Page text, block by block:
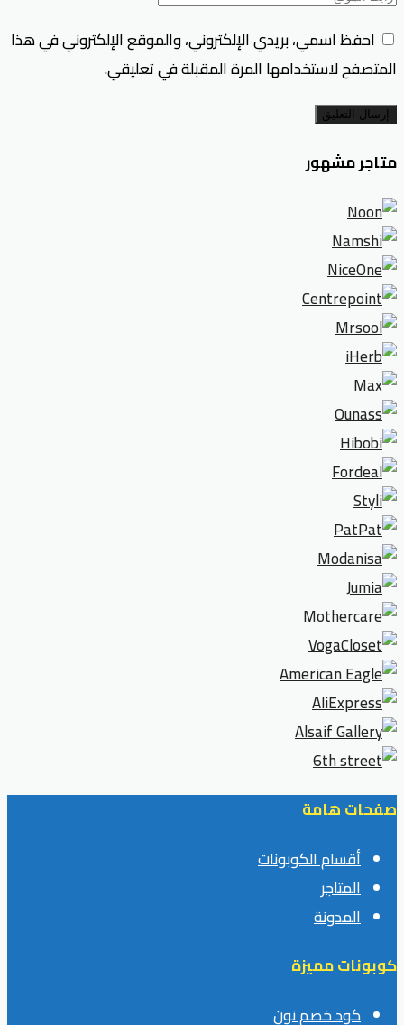
احفظ اسمي، بريدي الإلكتروني، والموقع الإلكتروني في هذا
المتصفح لاستخدامها المرة المقبلة في تعليقي.
إرسال التعليق
متاجر مشهور
صفحات هامة
أقسام الكوبونات
المتاجر
المدونة
كوبونات مميزة
كود خصم نون